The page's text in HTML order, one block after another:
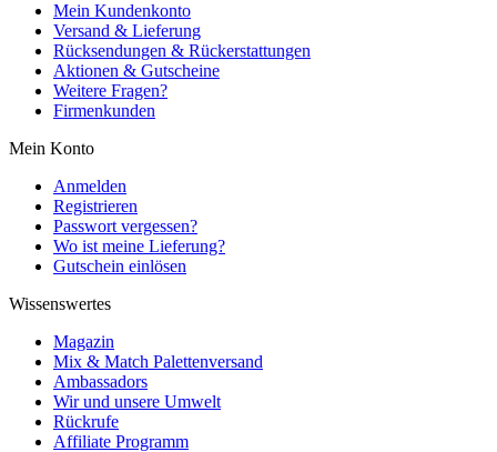
Mein Kundenkonto
Versand & Lieferung
Rücksendungen & Rückerstattungen
Aktionen & Gutscheine
Weitere Fragen?
Firmenkunden
Mein Konto
Anmelden
Registrieren
Passwort vergessen?
Wo ist meine Lieferung?
Gutschein einlösen
Wissenswertes
Magazin
Mix & Match Palettenversand
Ambassadors
Wir und unsere Umwelt
Rückrufe
Affiliate Programm